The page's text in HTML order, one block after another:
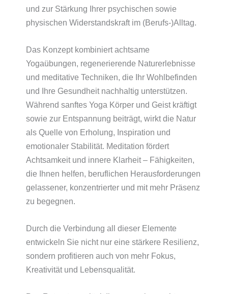
und zur Stärkung Ihrer psychischen sowie
physischen Widerstandskraft im (Berufs-)Alltag.
Das Konzept kombiniert achtsame
Yogaübungen, regenerierende Naturerlebnisse
und meditative Techniken, die Ihr Wohlbefinden
und Ihre Gesundheit nachhaltig unterstützen.
Während sanftes Yoga Körper und Geist kräftigt
sowie zur Entspannung beiträgt, wirkt die Natur
als Quelle von Erholung, Inspiration und
emotionaler Stabilität. Meditation fördert
Achtsamkeit und innere Klarheit – Fähigkeiten,
die Ihnen helfen, beruflichen Herausforderungen
gelassener, konzentrierter und mit mehr Präsenz
zu begegnen.
Durch die Verbindung all dieser Elemente
entwickeln Sie nicht nur eine stärkere Resilienz,
sondern profitieren auch von mehr Fokus,
Kreativität und Lebensqualität.